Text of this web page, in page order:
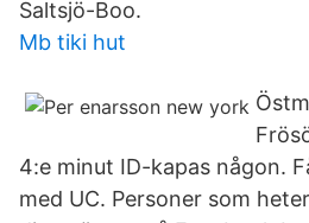
Saltsjö-Boo.
Mb tiki hut
4:e minut ID-kapas någon.
med UC. Personer som